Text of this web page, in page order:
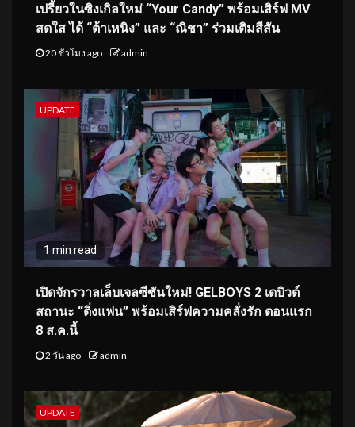
เปรี้ยวในซิงเกิลใหม่ “Your Candy” พร้อมเสิร์ฟ MV
สดใส ได้ “ต้าเหนิง” และ “ณิชา” ร่วมเติมสีสัน
20 ชั่วโมง ago admin
UPDATE
1 min read
เปิดจักรวาลเล็บเจลซีซันใหม่! GELBOYS 2 เดบิวต์
สถานะ “ติ่งแฟน” พร้อมเสิร์ฟความคลั่งรัก ตอนแรก
8 ส.ค.นี้
2 วัน ago admin
UPDATE